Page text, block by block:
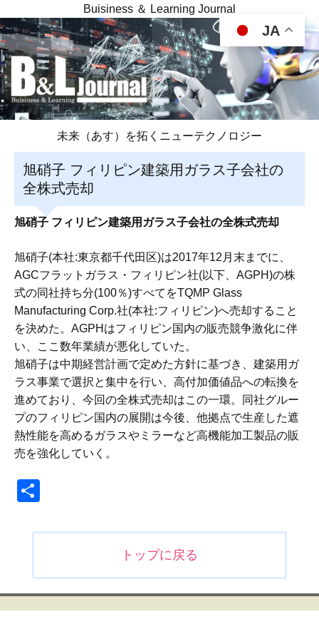
Buisiness ＆ Learning Journal
未来（あす）を拓くニューテクノロジー
旭硝子 フィリピン建築用ガラス子会社の
全株式売却
旭硝子 フィリピン建築用ガラス子会社の全株式売却
旭硝子(本社:東京都千代田区)は2017年12月末までに、
AGCフラットガラス・フィリピン社(以下、AGPH)の株
式の同社持ち分(100％)すべてをTQMP Glass
Manufacturing Corp.社(本社:フィリピン)へ売却すること
を決めた。AGPHはフィリピン国内の販売競争激化に伴
い、ここ数年業績が悪化していた。
旭硝子は中期経営計画で定めた方針に基づき、建築用ガ
ラス事業で選択と集中を行い、高付加価値品への転換を
進めており、今回の全株式売却はこの一環。同社グルー
プのフィリピン国内の展開は今後、他拠点で生産した遮
熱性能を高めるガラスやミラーなど高機能加工製品の販
売を強化していく。
ビ
ゲ
トップに戻る
JA